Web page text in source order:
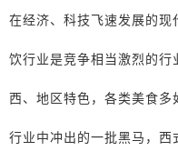
在经济、科技飞速发展的
饮行业是竞争相当激烈的行
西、地区特色，各类美食
行业中冲出的一批黑马，西